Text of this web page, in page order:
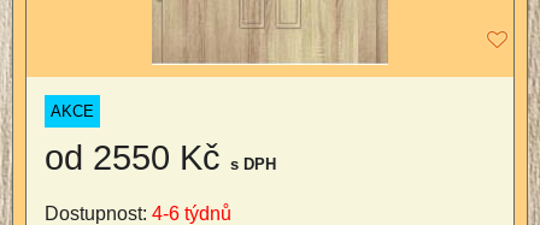
AKCE
od 2550 Kč s DPH
Dostupnost: 4-6 týdnů